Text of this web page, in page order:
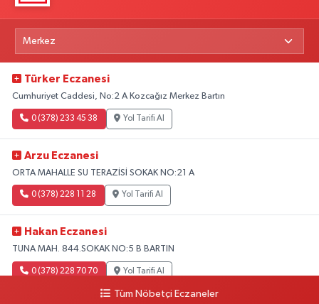
Türker Eczanesi
Cumhuriyet Caddesi, No:2 A Kozcağız Merkez Bartın
0 (378) 233 45 38 Yol Tarifi Al
Arzu Eczanesi
ORTA MAHALLE SU TERAZİSİ SOKAK NO:21 A
0 (378) 228 11 28 Yol Tarifi Al
Hakan Eczanesi
TUNA MAH. 844.SOKAK NO:5 B BARTIN
0 (378) 228 70 70 Yol Tarifi Al
Tüm Nöbetçi Eczaneler